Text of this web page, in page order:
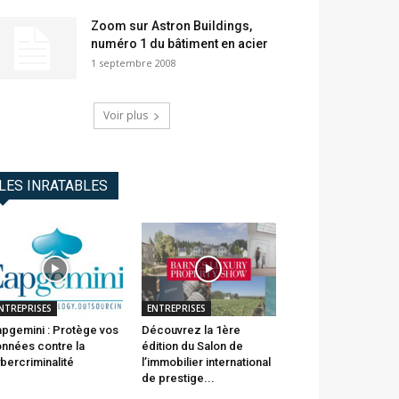
Zoom sur Astron Buildings,
numéro 1 du bâtiment en acier
1 septembre 2008
Voir plus
LES INRATABLES
: Protège vos
contre la
ENTREPRISES
Découvrez la 1ère
édition du Salon de
l’immobilier international
de prestige...